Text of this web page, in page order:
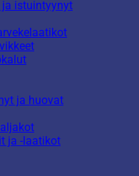
ja istuintyynyt
ja huovat
ja -laatikot